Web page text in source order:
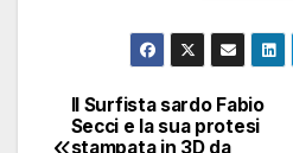
Navigazione
Il Surfista sardo Fabio
Secci e la sua protesi
stampata in 3D da